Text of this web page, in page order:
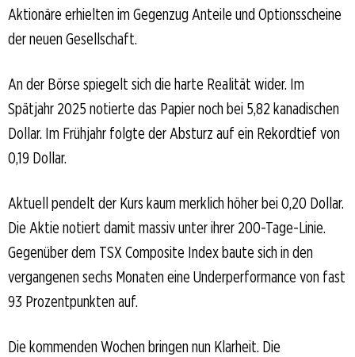
Aktionäre erhielten im Gegenzug Anteile und Optionsscheine
der neuen Gesellschaft.
An der Börse spiegelt sich die harte Realität wider. Im
Spätjahr 2025 notierte das Papier noch bei 5,82 kanadischen
Dollar. Im Frühjahr folgte der Absturz auf ein Rekordtief von
0,19 Dollar.
Aktuell pendelt der Kurs kaum merklich höher bei 0,20 Dollar.
Die Aktie notiert damit massiv unter ihrer 200-Tage-Linie.
Gegenüber dem TSX Composite Index baute sich in den
vergangenen sechs Monaten eine Underperformance von fast
93 Prozentpunkten auf.
Die kommenden Wochen bringen nun Klarheit. Die